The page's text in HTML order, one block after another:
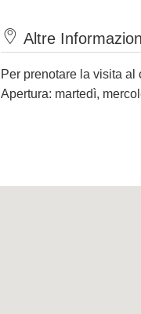
Altre
Per prenotare la visita
Apertura: martedì,